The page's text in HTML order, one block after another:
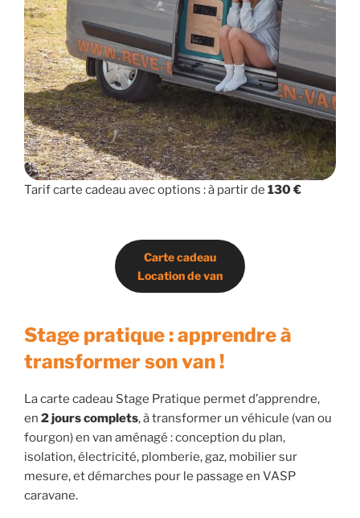
Tarif carte cadeau avec options : à partir de 130 €
Carte cadeau
Location de van
Stage pratique : apprendre à
transformer son van !
La carte cadeau Stage Pratique permet d’apprendre,
en 2 jours complets, à transformer un véhicule (van ou
fourgon) en van aménagé : conception du plan,
isolation, électricité, plomberie, gaz, mobilier sur
mesure, et démarches pour le passage en VASP
caravane.